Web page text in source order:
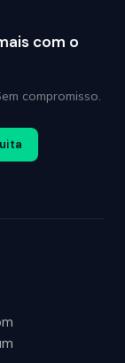
com o
compromisso.